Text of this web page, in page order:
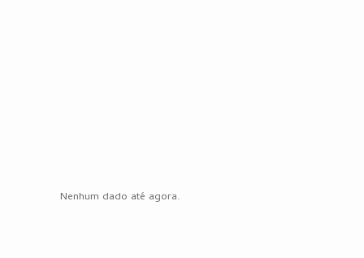
Nenhum dado até agora.